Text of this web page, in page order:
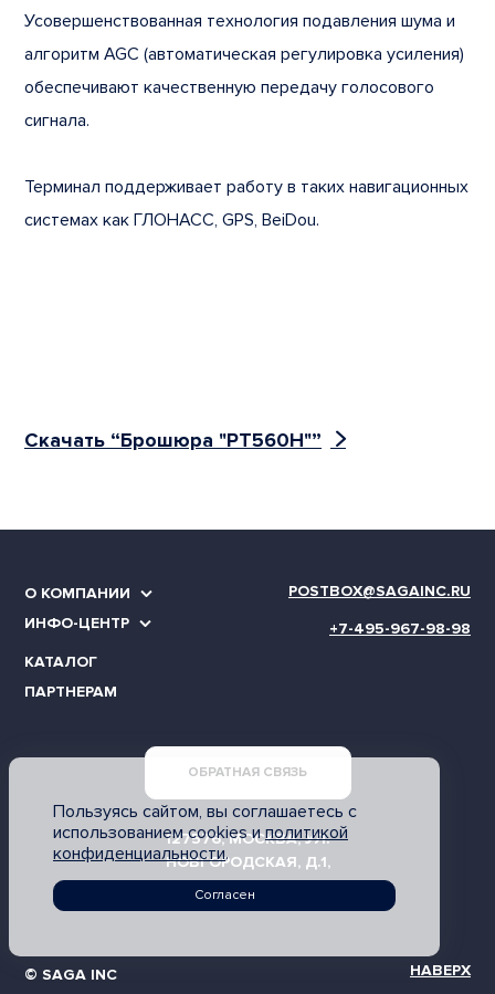
Усовершенствованная технология подавления шума и
алгоритм AGC (автоматическая регулировка усиления)
обеспечивают качественную передачу голосового
сигнала.
Терминал поддерживает работу в таких навигационных
системах как ГЛОНАСС, GPS, BeiDou.
Скачать “Брошюра "PT560H"”
О КОМПАНИИ
ИНФО-ЦЕНТР
КАТАЛОГ
ПАРТНЕРАМ
POSTBOX@SAGAINC.RU
+7-495-967-98-98
ОБРАТНАЯ СВЯЗЬ
127576, МОСКВА, УЛ.
НОВГОРОДСКАЯ, Д.1,
ОФИС АП 306.2
© SAGA INC НАВЕРХ
Пользуясь сайтом, вы соглашаетесь с
использованием cookies иполитикой
конфиденциальности.
Согласен